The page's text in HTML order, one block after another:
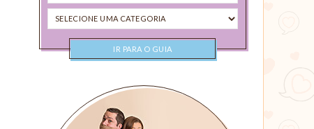
uma
cidade
Selecione
uma
Nós